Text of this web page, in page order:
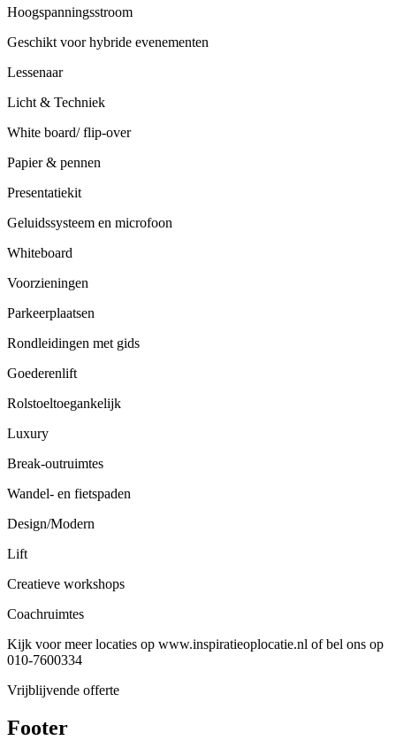
Hoogspanningsstroom
Geschikt voor hybride evenementen
Lessenaar
Licht & Techniek
White board/ flip-over
Papier & pennen
Presentatiekit
Geluidssysteem en microfoon
Whiteboard
Voorzieningen
Parkeerplaatsen
Rondleidingen met gids
Goederenlift
Rolstoeltoegankelijk
Luxury
Break-outruimtes
Wandel- en fietspaden
Design/Modern
Lift
Creatieve workshops
Coachruimtes
Kijk voor meer locaties op www.inspiratieoplocatie.nl of bel ons op
010-7600334
Vrijblijvende offerte
Footer